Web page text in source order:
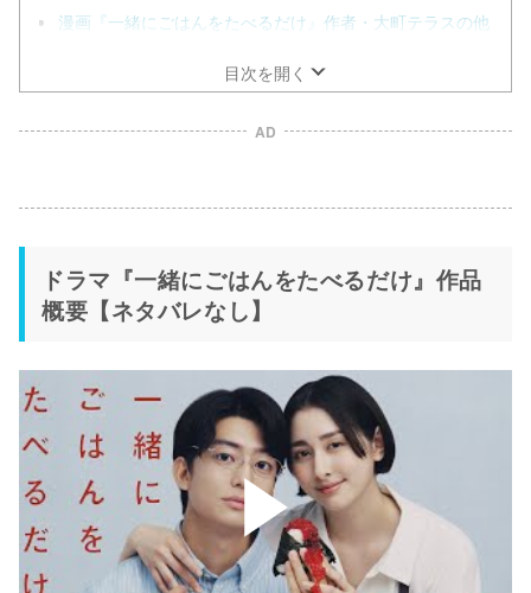
漫画『一緒にごはんをたべるだけ』作者・大町テラスの他
目次を開く
AD
ドラマ『一緒にごはんをたべるだけ』作品
概要【ネタバレなし】